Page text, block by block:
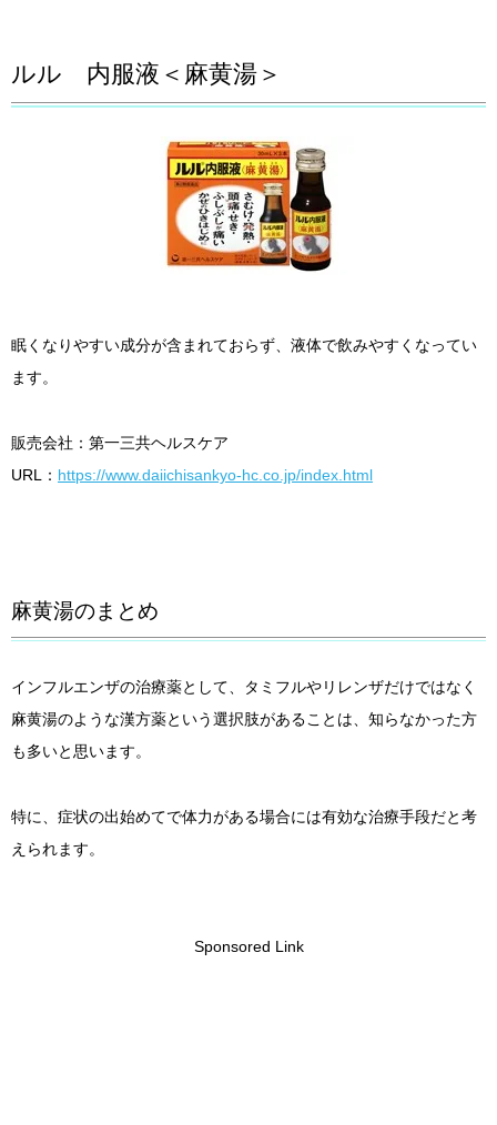
ルル 内服液＜麻黄湯＞
眠くなりやすい成分が含まれておらず、液体で飲みやすくなってい
ます。
販売会社：第一三共ヘルスケア
URL： https://www.daiichisankyo-hc.co.jp/index.html
麻黄湯のまとめ
インフルエンザの治療薬として、タミフルやリレンザだけではなく
麻黄湯のような漢方薬という選択肢があることは、知らなかった方
も多いと思います。
特に、症状の出始めてで体力がある場合には有効な治療手段だと考
えられます。
Sponsored Link